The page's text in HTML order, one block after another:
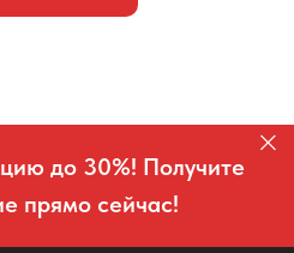
до 30%! Получите
прямо сейчас!